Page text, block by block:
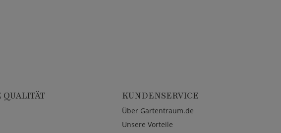
QUALITÄT KUNDENSERVICE
Über Gartentraum.de
Unsere Vorteile